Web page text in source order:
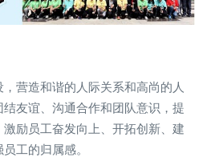
营造和谐的人际关系和高尚的人
友谊、沟通合作和团队意识，提
励员工奋发向上、开拓创新、建
工的归属感。